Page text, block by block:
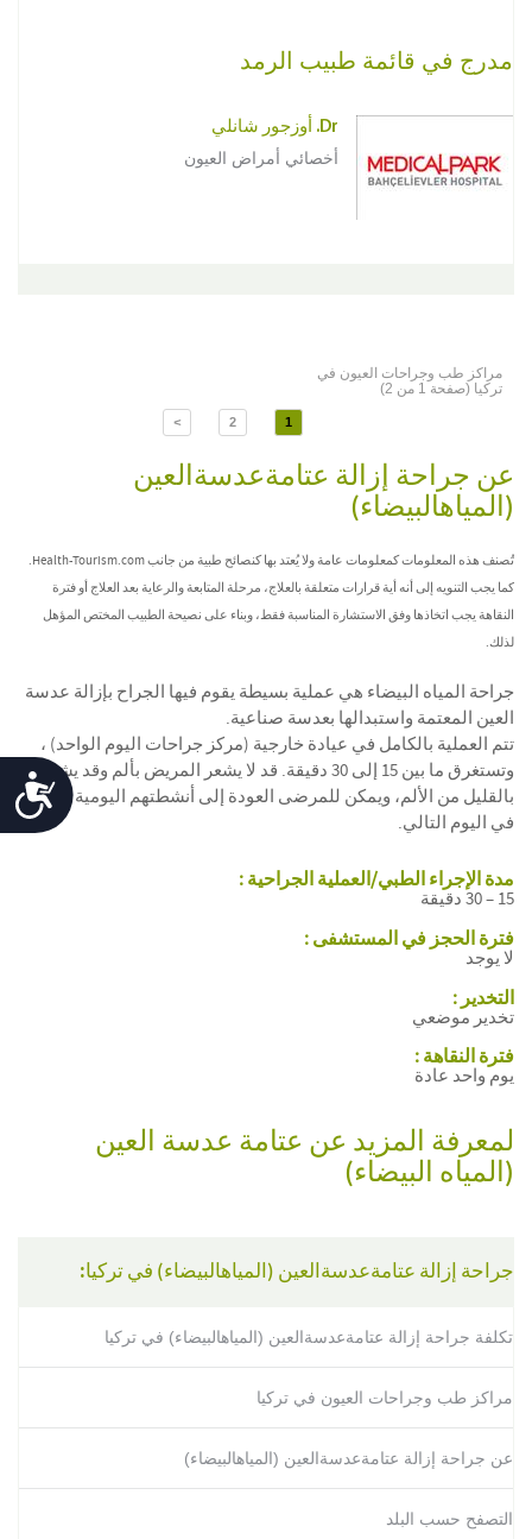
Accessibility
مدرج في قائمة طبيب الرمد
Dr. أوزجور شانلي
أخصائي أمراض العيون
مراكز طب وجراحات العيون في
تركيا (صفحة 1 من 2)
1
2
>
عن جراحة إزالة عتامةعدسةالعين
(المياهالبيضاء)
تُصنف هذه المعلومات كمعلومات عامة ولا يُعتد بها كنصائح طبية من جانب Health-Tourism.com.
كما يجب التنويه إلى أنه أية قرارات متعلقة بالعلاج، مرحلة المتابعة والرعاية بعد العلاج أو فترة
النقاهة يجب اتخاذها وفق الاستشارة المناسبة فقط، وبناء على نصيحة الطبيب المختص المؤهل
لذلك.
جراحة المياه البيضاء هي عملية بسيطة يقوم فيها الجراح بإزالة عدسة
العين المعتمة واستبدالها بعدسة صناعية.
تتم العملية بالكامل في عيادة خارجية (مركز جراحات اليوم الواحد) ،
وتستغرق ما بين 15 إلى 30 دقيقة. قد لا يشعر المريض بألم وقد يشعر
بالقليل من الألم، ويمكن للمرضى العودة إلى أنشطتهم اليومية العادية
في اليوم التالي.
مدة الإجراء الطبي/العملية الجراحية :
15 – 30 دقيقة
فترة الحجز في المستشفى :
لا يوجد
التخدير :
تخدير موضعي
فترة النقاهة :
يوم واحد عادة
لمعرفة المزيد عن عتامة عدسة العين
(المياه البيضاء)
جراحة إزالة
عتامةعدسةالعين
جراحة إزالة عتامةعدسةالعين (المياهالبيضاء) في تركيا:
تكلفة جراحة إزالة عتامةعدسةالعين (المياهالبيضاء) في تركيا
مراكز طب وجراحات العيون في تركيا
عن جراحة إزالة عتامةعدسةالعين (المياهالبيضاء)
التصفح حسب البلد